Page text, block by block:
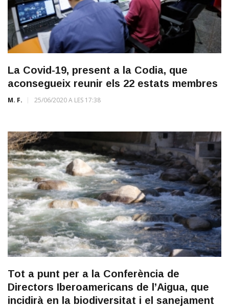
La Covid-19, present a la Codia, que
aconsegueix reunir els 22 estats membres
M. F. 25/06/2020 A LES 17:38
Tot a punt per a la Conferència de
Directors Iberoamericans de l’Aigua, que
incidirà en la biodiversitat i el sanejament